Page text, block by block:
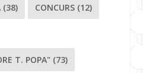
(38) CONCURS (12)
T. POPA" (73)